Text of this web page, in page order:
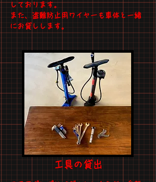
しております。
​また、盗難防止用ワイヤーも車体と一緒
にお貸しします。
工具の貸出